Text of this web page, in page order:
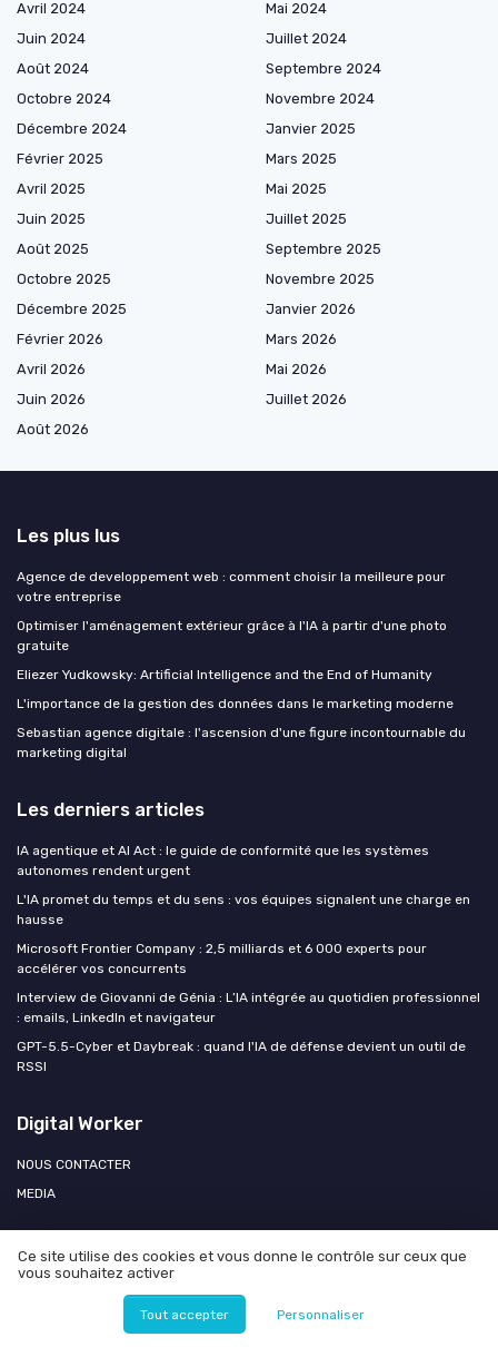
Avril 2024
Mai 2024
Juin 2024
Juillet 2024
Août 2024
Septembre 2024
Octobre 2024
Novembre 2024
Décembre 2024
Janvier 2025
Février 2025
Mars 2025
Avril 2025
Mai 2025
Juin 2025
Juillet 2025
Août 2025
Septembre 2025
Octobre 2025
Novembre 2025
Décembre 2025
Janvier 2026
Février 2026
Mars 2026
Avril 2026
Mai 2026
Juin 2026
Juillet 2026
Août 2026
Les plus lus
Agence de developpement web : comment choisir la meilleure pour
votre entreprise
Optimiser l'aménagement extérieur grâce à l'IA à partir d'une photo
gratuite
Eliezer Yudkowsky: Artificial Intelligence and the End of Humanity
L'importance de la gestion des données dans le marketing moderne
Sebastian agence digitale : l'ascension d'une figure incontournable du
marketing digital
Les derniers articles
IA agentique et AI Act : le guide de conformité que les systèmes
autonomes rendent urgent
L'IA promet du temps et du sens : vos équipes signalent une charge en
hausse
Microsoft Frontier Company : 2,5 milliards et 6 000 experts pour
accélérer vos concurrents
Interview de Giovanni de Génia : L’IA intégrée au quotidien professionnel
: emails, LinkedIn et navigateur
GPT-5.5-Cyber et Daybreak : quand l'IA de défense devient un outil de
RSSI
Digital Worker
NOUS CONTACTER
MEDIA
© Digital Worker 2026
Ce site utilise des cookies et vous donne le contrôle sur ceux que
vous souhaitez activer
Tout accepter Personnaliser